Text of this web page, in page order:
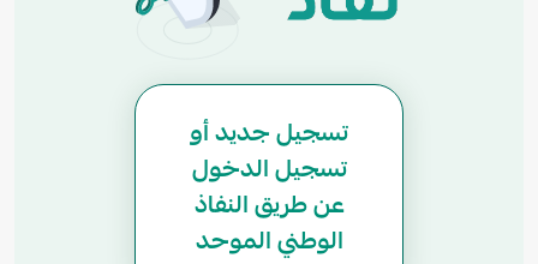
تسجيل جديد أو
تسجيل الدخول
عن طريق النفاذ
الوطني الموحد